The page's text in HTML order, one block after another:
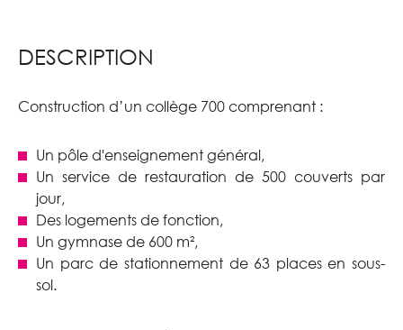
DESCRIPTION
Construction d’un collège 700 comprenant :
Un pôle d'enseignement général,
Un service de restauration de 500 couverts par
jour,
Des logements de fonction,
Un gymnase de 600 m²,
Un parc de stationnement de 63 places en sous-
sol.